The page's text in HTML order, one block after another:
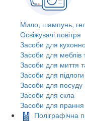
Мило, шампунь,
Освіжувачі повітря
Засоби для
Засоби для меблів
Засоби для миття
Засоби для
Засоби для посуду
Засоби для скла
Засоби для прання
Поліграфічна